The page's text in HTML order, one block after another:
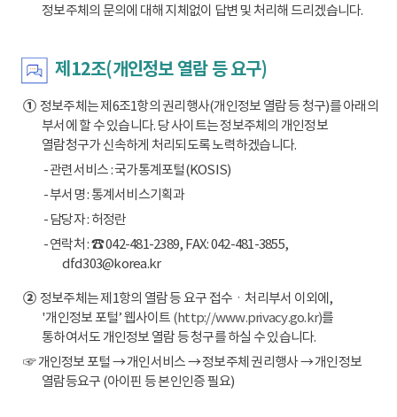
정보주체의 문의에 대해 지체없이 답변 및 처리해 드리겠습니다.
제12조(개인정보 열람 등 요구)
①정보주체는 제6조1항의 권리행사(개인정보 열람 등 청구)를 아래의
부서에 할 수 있습니다. 당 사이트는 정보주체의 개인정보
열람청구가 신속하게 처리되도록 노력하겠습니다.
- 관련서비스 : 국가통계포털(KOSIS)
- 부서명 : 통계서비스기획과
- 담당자 : 허정란
- 연락처 : ☎ 042-481-2389, FAX: 042-481-3855,
dfd303@korea.kr
②정보주체는 제1항의 열람 등 요구 접수ㆍ처리부서 이외에,
'개인정보 포털’ 웹사이트 (http://www.privacy.go.kr)를
통하여서도 개인정보 열람 등 청구를 하실 수 있습니다.
☞ 개인정보 포털 → 개인서비스 → 정보주체 권리행사 → 개인정보
열람등요구 (아이핀 등 본인인증 필요)